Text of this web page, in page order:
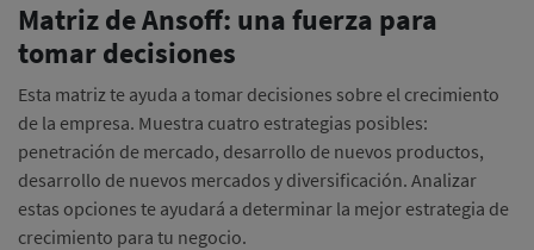
Matriz de Ansoff: una fuerza para
tomar decisiones
Esta matriz te ayuda a tomar decisiones sobre el crecimiento
de la empresa. Muestra cuatro estrategias posibles:
penetración de mercado, desarrollo de nuevos productos,
desarrollo de nuevos mercados y diversificación. Analizar
estas opciones te ayudará a determinar la mejor estrategia de
crecimiento para tu negocio.